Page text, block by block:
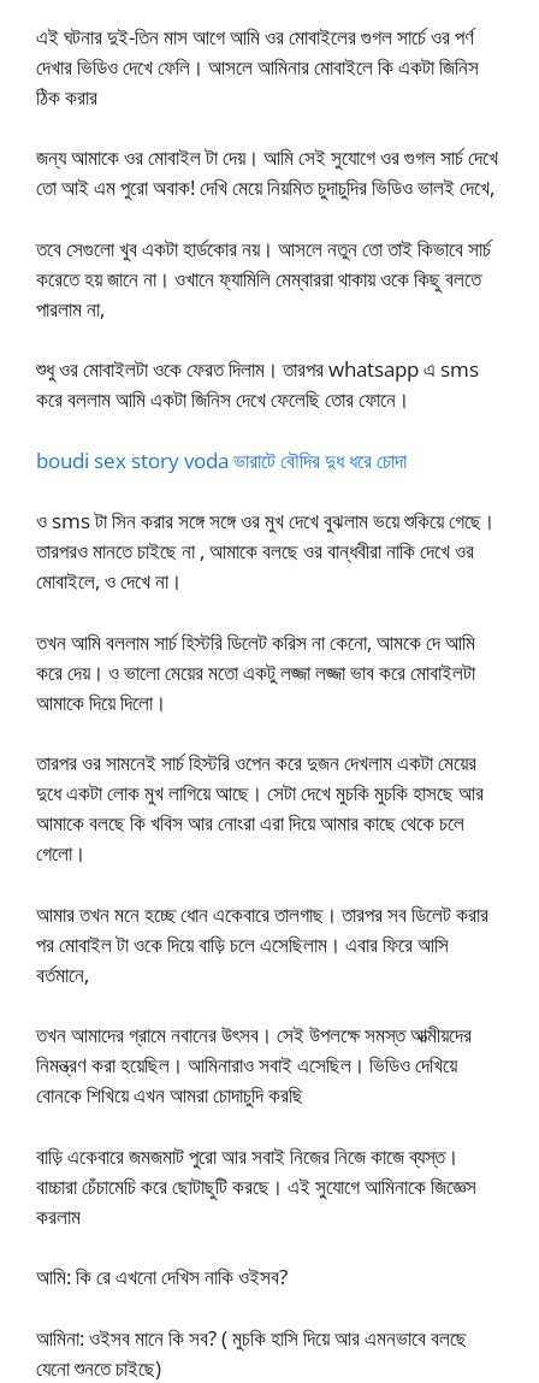
এই ঘটনার দুই-তিন মাস আগে আমি ওর মোবাইলের গুগল সার্চে ওর পর্ণ
দেখার ভিডিও দেখে ফেলি। আসলে আমিনার মোবাইলে কি একটা জিনিস
ঠিক করার
জন্য আমাকে ওর মোবাইল টা দেয়। আমি সেই সুযোগে ওর গুগল সার্চ দেখে
তো আই এম পুরো অবাক! দেখি মেয়ে নিয়মিত চুদাচুদির ভিডিও ভালই দেখে,
তবে সেগুলো খুব একটা হার্ডকোর নয়। আসলে নতুন তো তাই কিভাবে সার্চ
করেতে হয় জানে না। ওখানে ফ্যামিলি মেম্বাররা থাকায় ওকে কিছু বলতে
পারলাম না,
শুধু ওর মোবাইলটা ওকে ফেরত দিলাম। তারপর whatsapp এ sms
করে বললাম আমি একটা জিনিস দেখে ফেলেছি তোর ফোনে।
boudi sex story voda ভারাটে বৌদির দুধ ধরে চোদা
ও sms টা সিন করার সঙ্গে সঙ্গে ওর মুখ দেখে বুঝলাম ভয়ে শুকিয়ে গেছে।
তারপরও মানতে চাইছে না , আমাকে বলছে ওর বান্ধবীরা নাকি দেখে ওর
মোবাইলে, ও দেখে না।
তখন আমি বললাম সার্চ হিস্টরি ডিলেট করিস না কেনো, আমকে দে আমি
করে দেয়। ও ভালো মেয়ের মতো একটু লজ্জা লজ্জা ভাব করে মোবাইলটা
আমাকে দিয়ে দিলো।
তারপর ওর সামনেই সার্চ হিস্টরি ওপেন করে দুজন দেখলাম একটা মেয়ের
দুধে একটা লোক মুখ লাগিয়ে আছে। সেটা দেখে মুচকি মুচকি হাসছে আর
আমাকে বলছে কি খবিস আর নোংরা এরা দিয়ে আমার কাছে থেকে চলে
গেলো।
আমার তখন মনে হচ্ছে ধোন একেবারে তালগাছ। তারপর সব ডিলেট করার
পর মোবাইল টা ওকে দিয়ে বাড়ি চলে এসেছিলাম। এবার ফিরে আসি
বর্তমানে,
তখন আমাদের গ্রামে নবানের উৎসব। সেই উপলক্ষে সমস্ত আত্মীয়দের
নিমন্ত্রণ করা হয়েছিল। আমিনারাও সবাই এসেছিল। ভিডিও দেখিয়ে
বোনকে শিখিয়ে এখন আমরা চোদাচুদি করছি
বাড়ি একেবারে জমজমাট পুরো আর সবাই নিজের নিজে কাজে ব্যস্ত।
বাচ্চারা চেঁচামেচি করে ছোটাছুটি করছে। এই সুযোগে আমিনাকে জিজ্ঞেস
করলাম
আমি: কি রে এখনো দেখিস নাকি ওইসব?
আমিনা: ওইসব মানে কি সব? ( মুচকি হাসি দিয়ে আর এমনভাবে বলছে
যেনো শুনতে চাইছে)